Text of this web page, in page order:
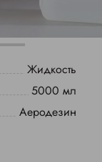
Жидкость
5000 мл
Аеродезин